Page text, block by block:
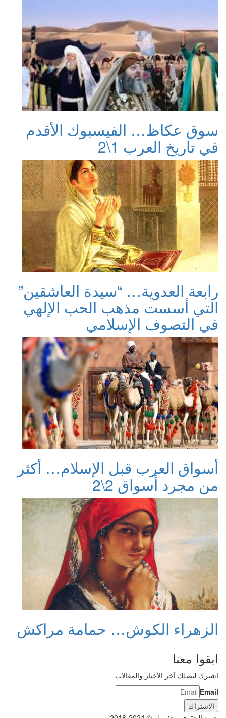
سوق عكاظ… الفيسبوك الأقدم
في تاريخ العرب 1\2
رابعة العدوية… “سيدة العاشقين”
التي أسست مذهب الحب الإلهي
في التصوف الإسلامي
أسواق العرب قبل الإسلام… أكثر
من مجرد أسواق 2\2
الزهراء الكوش… حمامة مراكش
ابقوا معنا
اشترك لتصلك آخر الأخبار والمقالات
Email